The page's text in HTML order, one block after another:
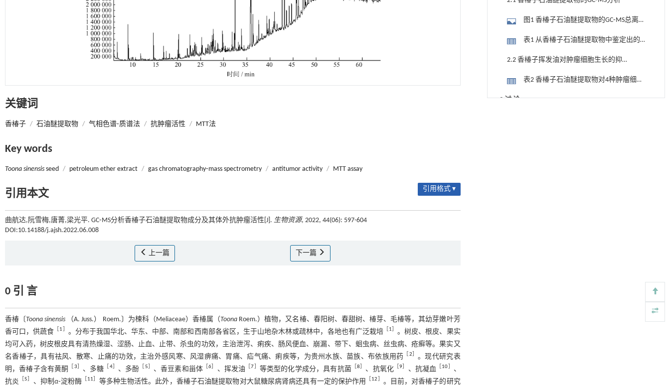
关键词
香椿子 / 石油醚提取物 / 气相色谱⁃质谱法 / 抗肿瘤活性 / MTT法
Key words
Toona sinensis seed / petroleum ether extract / gas chromatography⁃mass spectrometry / antitumor activity / MTT assay
引用本文 引用格式 ▾
曲航达,阮雪梅,唐菁,梁光平. GC⁃MS分析香椿子石油醚提取物成分及其体外抗肿瘤活性[J]. 生物资源, 2022, 44(06): 597-604
DOI:10.14188/j.ajsh.2022.06.008
上一篇 下一篇
0 引 言
香椿〔Toona sinensis （A. Juss.） Roem.〕为楝科（Meliaceae）香椿属（Toona Roem.）植物，又名椿、春阳树、春甜树、椿芽、毛椿等，其幼芽嫩叶芳
香可口，供蔬食 ［1］ 。分布于我国华北、华东、中部、南部和西南部各省区，生于山地杂木林或疏林中，各地也有广泛栽培［1］ 。树皮、根皮、果实
均可入药，树皮根皮具有清热燥湿、涩肠、止血、止带、杀虫的功效，主治泄泻、痢疾、肠风便血、崩漏、带下、蛔虫病、丝虫病、疮癣等。果实又
名香椿子，具有祛风、散寒、止痛的功效，主治外感风寒、风湿痹痛、胃痛、疝气痛、痢疾等，为贵州水族、苗族、布依族用药
［2］ 。现代研究表
明，香椿子含有黄酮
［3］ 、多糖 ［4］ 、多酚 ［5］ 、香豆素和甾体 ［6］ 、挥发油 ［7］ 等类型的化学成分，具有抗菌［8］ 、抗氧化 ［9］ 、抗凝血 ［10］
、
抗炎
［5］ 、抑制 α⁃淀粉酶 ［11］ 等多种生物活性。此外，香椿子石油醚提取物对大鼠糖尿病肾病还具有一定的保护作用 ［12］ 。目前，对香椿子的研究
图1 香椿子石油醚提取物的GC⁃MS总离
子图（a，非甲酯化总离子图；b，甲酯化
表1 从香椿子石油醚提取物中鉴定出的
成分
2.2 香椿子挥发油对肿瘤细胞生长的抑
表2 香椿子石油醚提取物对4种肿瘤细胞
的抑制作用
3 讨 论
甲醇法升级回收聚对苯二甲酸乙二酯塑料制备